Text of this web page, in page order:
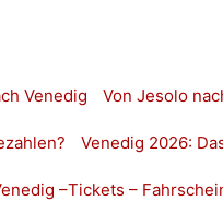
Venedig Von Jesolo
Venedig 2026:
–Tickets –